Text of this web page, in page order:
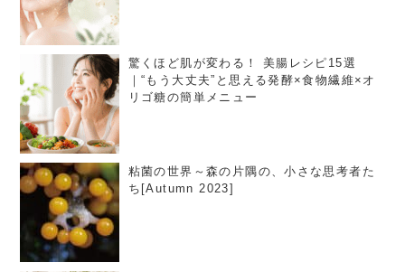
驚くほど肌が変わる！ 美腸レシピ15選
｜“もう大丈夫”と思える発酵×食物繊維×オ
リゴ糖の簡単メニュー
粘菌の世界～森の片隅の、小さな思考者た
ち[Autumn 2023]